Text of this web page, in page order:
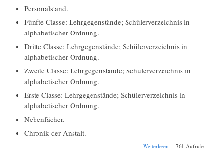
Personalstand.
Fünfte Classe: Lehrgegenstände; Schülerverzeichnis in
alphabetischer Ordnung.
Dritte Classe: Lehrgegenstände; Schülerverzeichnis in
alphabetischer Ordnung.
Zweite Classe: Lehrgegenstände; Schülerverzeichnis in
alphabetischer Ordnung.
Erste Classe: Lehrgegenstände; Schülerverzeichnis in
alphabetischer Ordnung.
Nebenfächer.
Chronik der Anstalt.
Weiterlesen über Schul-
761 Aufrufe